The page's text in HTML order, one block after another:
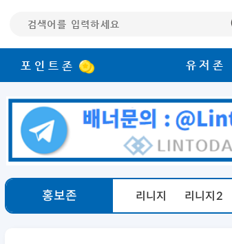
포인트존 유저존
홍보존 리니지 리니지2